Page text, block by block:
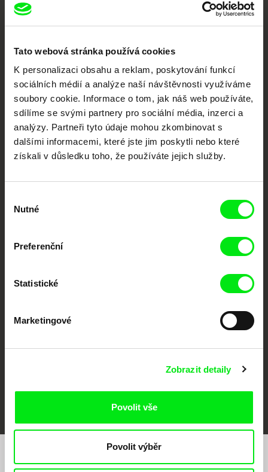
Tato webová stránka používá cookies
K personalizaci obsahu a reklam, poskytování funkcí
sociálních médií a analýze naší návštěvnosti využíváme
soubory cookie. Informace o tom, jak náš web používáte,
sdílíme se svými partnery pro sociální média, inzerci a
analýzy. Partneři tyto údaje mohou zkombinovat s
dalšími informacemi, které jste jim poskytli nebo které
získali v důsledku toho, že používáte jejich služby.
souhlasu
Nutné
Preferenční
Statistické
Marketingové
Zobrazit detaily
Povolit vše
Povolit výběr
Nové festivalové filmy
každý týden
Portál DAFilms.cz je výsledkem tvůrčí spolupráce 7 klíčových evropských
festivalů dokumentárního filmu sdružených do Doc Alliance. Naším cílem je
posouvat hranice dokumentárního filmu, propagovat jeho rozmanitost a
podporovat kvalitní autorské filmy.
Členové Doc Alliance
DOK Leipzig
FIDMarseille MFDF Ji.hlava Visions du Réel
Chcete být pravidelně informováni o našem